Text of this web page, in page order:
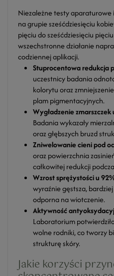
Niezależne testy
na grupie sześćdziesięciu
pięciu do sześćdziesięciu
wszechstronne działanie
codziennej aplikacji.
Stuprocentowa redukcja
uczestnicy badania
kolorytu oraz
plam pigmentacyjnych.
Wygładzenie
Badania wykazały
oraz głębszych bruzd
Zniwelowanie cieni pod
oraz powierzchnia
całkowitej redukcji
Wzrost sprężystości u
wyraźnie gęstsza,
odporna na wiotczenie.
Aktywność
Laboratorium
wolne rodniki, co tworzy
strukturę skóry.
Jakie korzyści